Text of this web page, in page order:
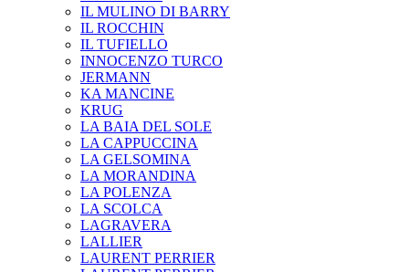
IL MULINO DI BARRY
IL ROCCHIN
IL TUFIELLO
INNOCENZO TURCO
JERMANN
KA MANCINE
KRUG
LA BAIA DEL SOLE
LA CAPPUCCINA
LA GELSOMINA
LA MORANDINA
LA POLENZA
LA SCOLCA
LAGRAVERA
LALLIER
LAURENT PERRIER